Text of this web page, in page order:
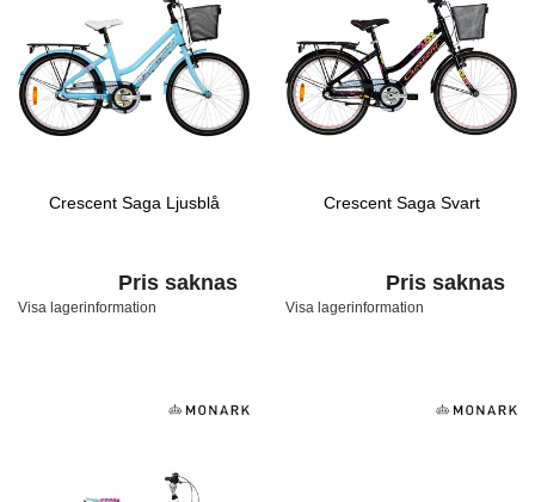
Crescent Saga Ljusblå
Pris saknas
Visa lagerinformation
Crescent Saga Svart
Pris saknas
Visa lagerinformation